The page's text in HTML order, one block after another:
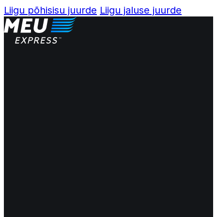
Liigu põhisisu juurde Liigu jaluse juurde